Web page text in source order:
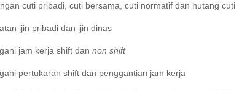
cuti pribadi, cuti bersama, cuti normatif dan hutang cuti
ijin pribadi dan ijin dinas
jam kerja shift dan non shift
pertukaran shift dan penggantian jam kerja